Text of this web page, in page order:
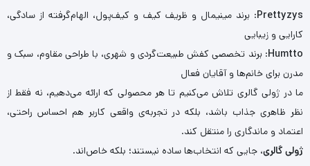
Prettyzys: برند مینیمال و ظریف کیف و کیف‌پول، الهام‌گرفته از سادگی،
کارایی و زیبایی
Humtto: برند تخصصی کفش طبیعت‌گردی و شهری، با طراحی مقاوم، سبک و
مدرن برای خانم‌ها و آقایان فعال
ما در ژولی گالری تلاش می‌کنیم تا هر محصولی که ارائه می‌دهیم، نه فقط از
نظر ظاهری جذاب باشد، بلکه در تجربه‌ی واقعی کاربر هم احساس راحتی،
اعتماد و ماندگاری را منتقل کند.
ژولی گالری، جایی که انتخاب‌ها ساده نیستند؛ بلکه خاص‌اند.